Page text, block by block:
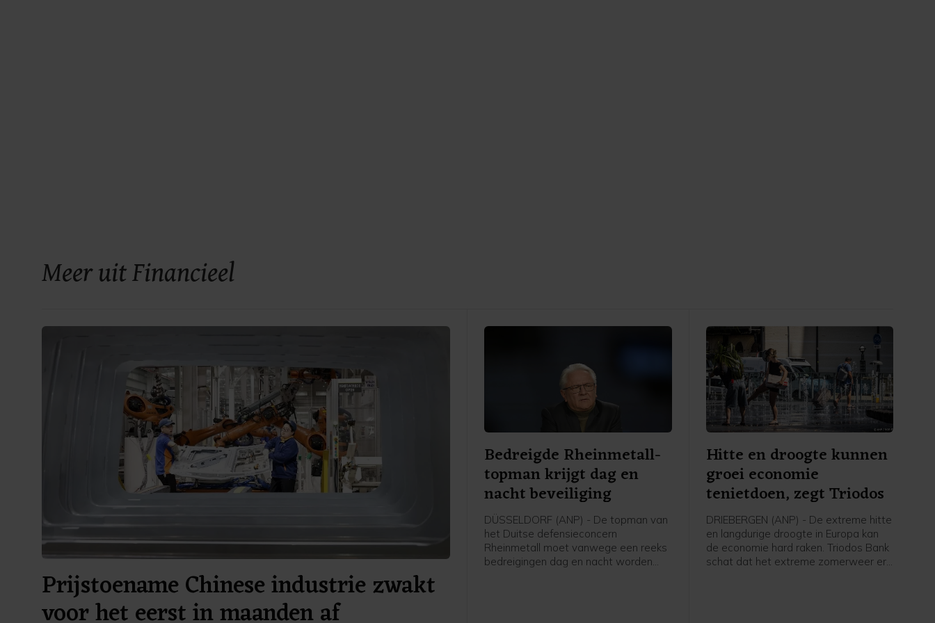
Meer uit Financieel
Prijstoename Chinese industrie zwakt
voor het eerst in maanden af
Bedreigde Rheinmetall-
topman krijgt dag en
nacht beveiliging
DÜSSELDORF (ANP) - De topman van
het Duitse defensieconcern
Rheinmetall moet vanwege een reeks
bedreigingen dag en nacht worden
Hitte en droogte kunnen
groei economie
tenietdoen, zegt Triodos
DRIEBERGEN (ANP) - De extreme hitte
en langdurige droogte in Europa kan
de economie hard raken. Triodos Bank
schat dat het extreme zomerweer er